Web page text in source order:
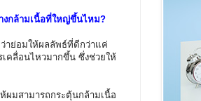
งกล้ามเนื้อที่ใหญ่ขึ้นไหม?
ย่อมให้ผลลัพธ์ที่ดีกว่าแค่
คลื่อนไหวมากขึ้น ซึ่งช่วยให้
มสามารถกระตุ้นกล้ามเนื้อ